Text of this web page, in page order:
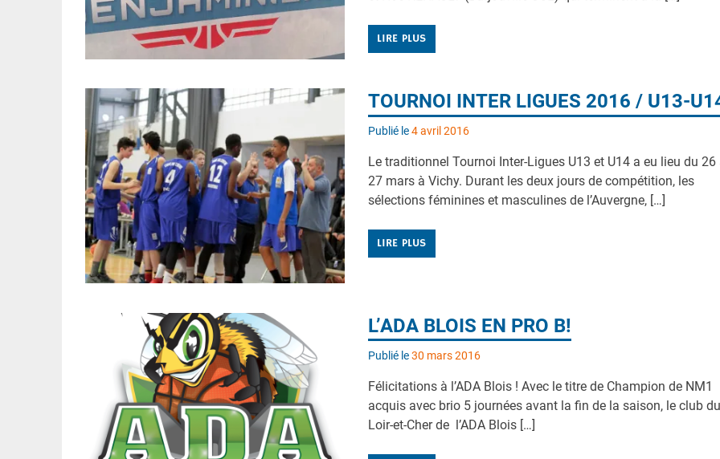
LIRE PLUS
TOURNOI INTER LIGUES 2016 / U13-
Publié le4 avril 2016
Le traditionnel Tournoi Inter-Ligues U13 et U14 a eu lieu du 26
27 mars à Vichy. Durant les deux jours de compétition, les
sélections féminines et masculines de l’Auvergne, […]
LIRE PLUS
L’ADA BLOIS EN PRO B!
Publié le30 mars 2016
Félicitations à l’ADA Blois ! Avec le titre de Champion de NM1
acquis avec brio 5 journées avant la fin de la saison, le club
Loir-et-Cher de l’ADA Blois […]